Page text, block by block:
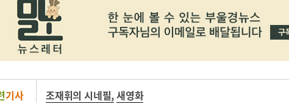
기사 조재휘의 시네필,새영화